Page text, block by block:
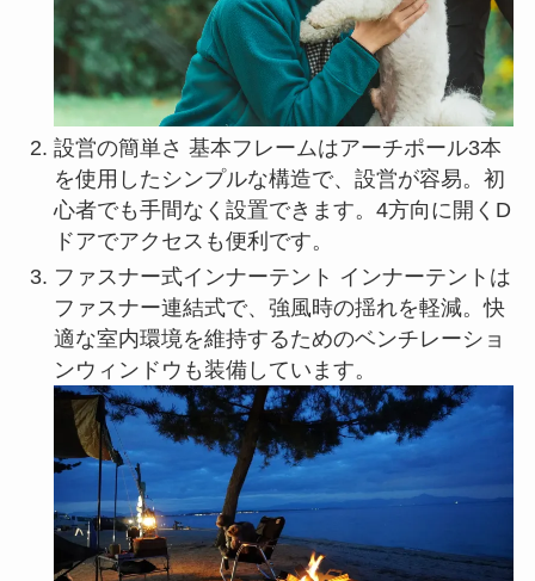
設営の簡単さ 基本フレームはアーチポール3本
を使用したシンプルな構造で、設営が容易。初
心者でも手間なく設置できます。4方向に開くD
ドアでアクセスも便利です。
ファスナー式インナーテント インナーテントは
ファスナー連結式で、強風時の揺れを軽減。快
適な室内環境を維持するためのベンチレーショ
ンウィンドウも装備しています。